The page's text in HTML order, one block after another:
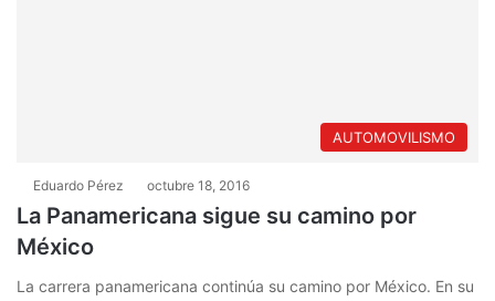
AUTOMOVILISMO
Eduardo Pérez octubre 18, 2016
La Panamericana sigue su camino por
México
La carrera panamericana continúa su camino por México. En su